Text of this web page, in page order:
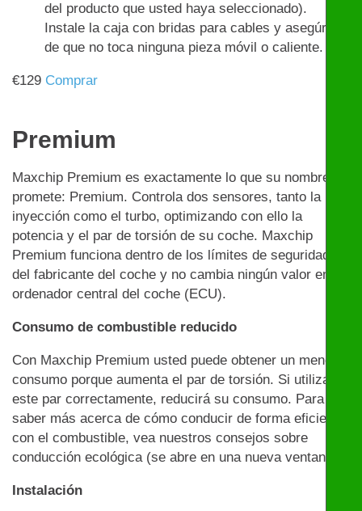
del producto que usted haya seleccionado).
Instale la caja con bridas para cables y asegúrese
de que no toca ninguna pieza móvil o caliente.
€129 Comprar
Premium
Maxchip Premium es exactamente lo que su nombre
promete: Premium. Controla dos sensores, tanto la
inyección como el turbo, optimizando con ello la
potencia y el par de torsión de su coche. Maxchip
Premium funciona dentro de los límites de seguridad
del fabricante del coche y no cambia ningún valor en el
ordenador central del coche (ECU).
Consumo de combustible reducido
Con Maxchip Premium usted puede obtener un menor
consumo porque aumenta el par de torsión. Si utiliza
este par correctamente, reducirá su consumo. Para
saber más acerca de cómo conducir de forma eficiente
con el combustible, vea nuestros consejos sobre
conducción ecológica (se abre en una nueva ventana)
Instalación